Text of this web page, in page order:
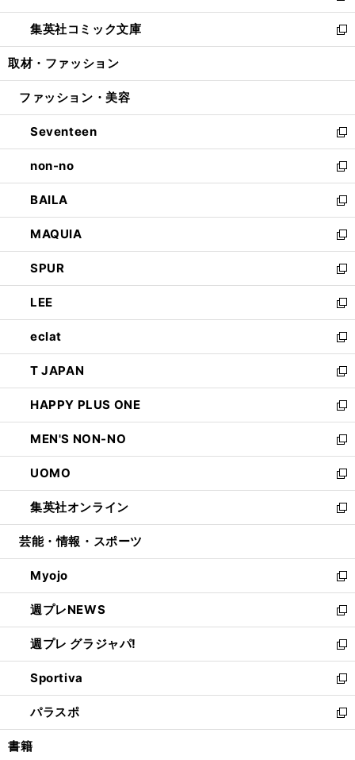
開
く
ウ
で
開
ン
ド
ウ
開
ウ
ィ
ン
ウ
開
く
し
い
ウ
ン
ウ
で
開
く
集英社コミック文庫
新
し
ウ
ン
ド
ウ
で
開
く
取材・ファッション
ファッション・美容
Seventeen
新
し
い
ウ
ィ
ン
ド
ウ
で
開
く
non-no
新
し
い
ウ
ィ
ン
ド
ウ
で
開
く
BAILA
新
し
い
ウ
ィ
ン
ド
ウ
で
開
く
MAQUIA
新
し
い
ウ
ィ
ン
ド
ウ
で
開
く
SPUR
新
し
い
ウ
ィ
ン
ド
ウ
で
開
く
LEE
新
し
い
ウ
ィ
ン
ド
ウ
で
開
く
eclat
新
し
い
ウ
ィ
ン
ド
ウ
で
開
く
T JAPAN
新
し
い
ウ
ィ
ン
ド
ウ
で
開
HAPPY PLUS ONE
新
し
い
ウ
ィ
ン
ド
ウ
開
く
MEN'S NON-NO
新
し
い
ウ
ィ
ン
ウ
で
開
く
UOMO
新
し
い
ウ
ン
ド
ウ
で
開
く
集英社オンライン
新
し
ウ
ィ
ン
ド
ウ
で
開
く
芸能・情報・スポーツ
Myojo
新
し
い
ウ
ィ
ン
ド
ウ
で
開
週プレNEWS
新
し
い
ウ
ィ
ン
ド
ウ
週プレ グラジャパ!
新
し
い
ウ
ィ
ン
Sportiva
新
し
い
ウ
パラスポ
新
し
書籍